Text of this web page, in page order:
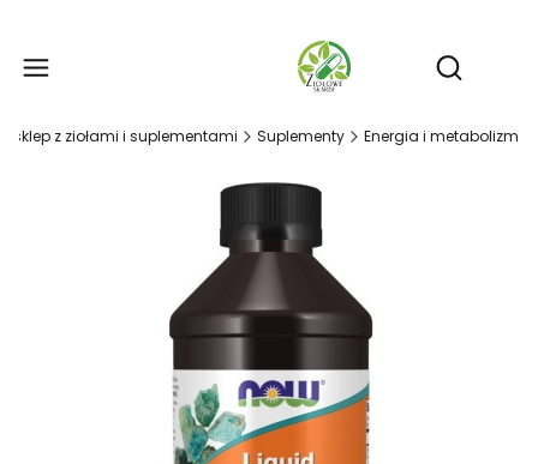
Otwórz
- sklep z ziołami i suplementami Suplementy Energia i metabolizm